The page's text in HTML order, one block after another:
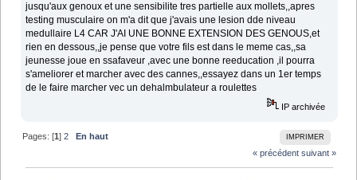
jusqu'aux genoux et une sensibilite tres partielle aux mollets,,apres
testing musculaire on m'a dit que j'avais une lesion dde niveau
medullaire L4 CAR J'AI UNE BONNE EXTENSION DES GENOUS,et
rien en dessous,,je pense que votre fils est dans le meme cas,,sa
jeunesse joue en ssafaveur ,avec une bonne reeducation ,il pourra
s'ameliorer et marcher avec des cannes,,essayez dans un 1er temps
de le faire marcher vec un dehalmbulateur a roulettes
IP archivée
IMPRIMER
Pages: [1]2
En haut
« précédent suivant »